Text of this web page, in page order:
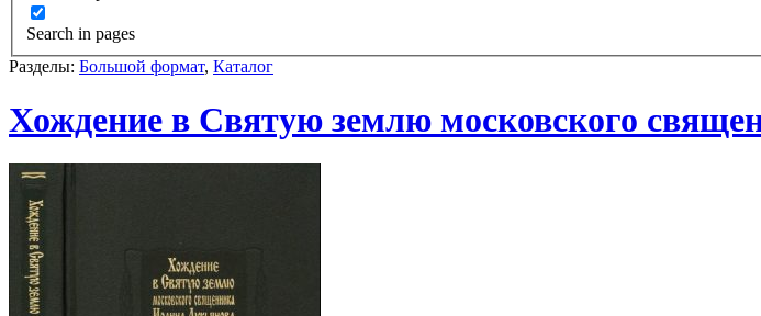
Search in pages
Разделы: Большой формат, Каталог
Хождение в Святую землю московского